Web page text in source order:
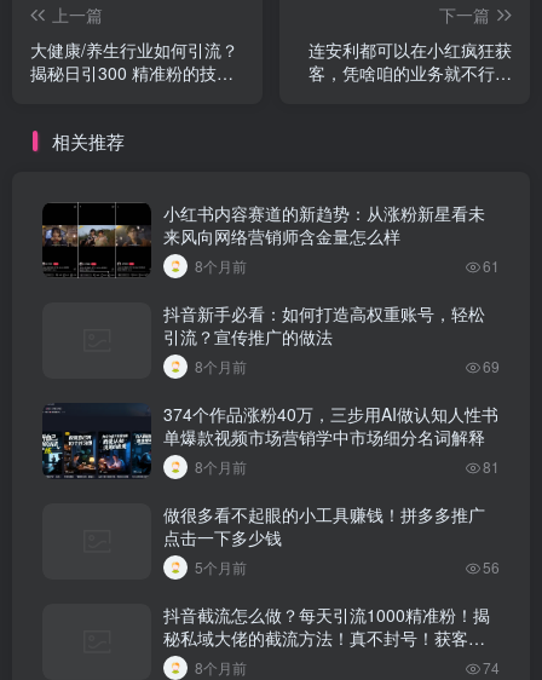
上一篇
大健康/养生行业如何引流？
揭秘日引300 精准粉的技
下一篇
连安利都可以在小红疯狂获
客，凭啥咱的业务就不行网
相关推荐
小红书内容赛道的新趋势：从涨粉新星看未
来风向网络营销师含金量怎么样
8个月前 61
抖音新手必看：如何打造高权重账号，轻松
引流？宣传推广的做法
8个月前 69
374个作品涨粉40万，三步用AI做认知人性书
单爆款视频市场营销学中市场细分名词解释
8个月前 81
做很多看不起眼的小工具赚钱！拼多多推广
点击一下多少钱
5个月前 56
抖音截流怎么做？每天引流1000精准粉！揭
秘私域大佬的截流方法！真不封号！获客渠
道找精准客户有用吗安全吗是真的吗
8个月前 74